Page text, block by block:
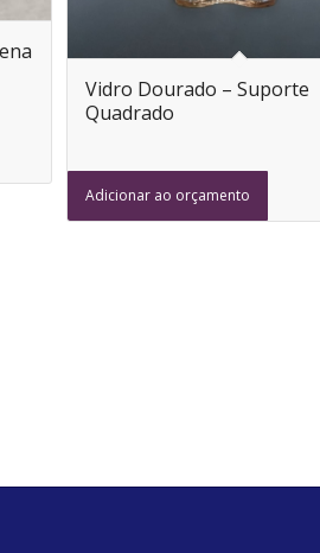
Vidro Dourado – Suporte
Quadrado
Adicionar ao orçamento